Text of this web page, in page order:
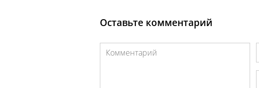
Оставьте комментарий